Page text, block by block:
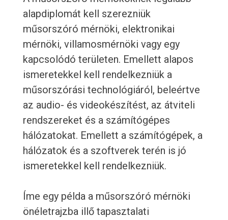
alapdiplomát kell szerezniük
műsorszóró mérnöki, elektronikai
mérnöki, villamosmérnöki vagy egy
kapcsolódó területen. Emellett alapos
ismeretekkel kell rendelkezniük a
műsorszórási technológiáról, beleértve
az audio- és videokészítést, az átviteli
rendszereket és a számítógépes
hálózatokat. Emellett a számítógépek, a
hálózatok és a szoftverek terén is jó
ismeretekkel kell rendelkezniük.
Íme egy példa a műsorszóró mérnöki
önéletrajzba illő tapasztalati